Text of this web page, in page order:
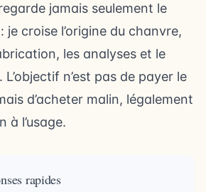
jamais seulement le
croise l’origine du chanvre,
les analyses et le
n’est pas de payer le
d’acheter malin, légalement
à l’usage.
rapides